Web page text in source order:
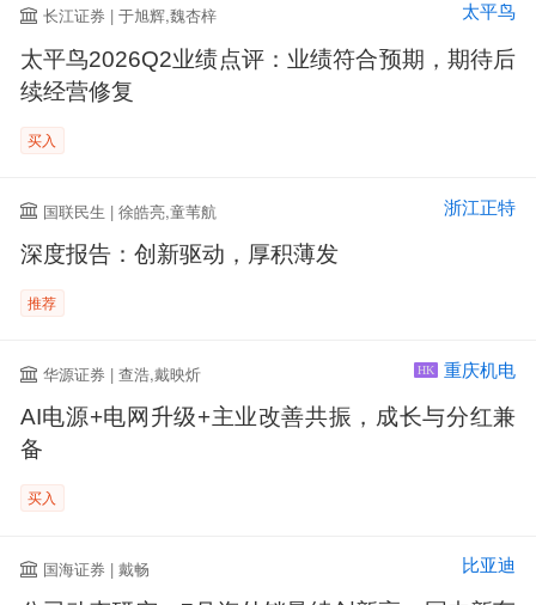
长江证券 | 于旭辉,魏杏梓 太平鸟
太平鸟2026Q2业绩点评：业绩符合预期，期待后
续经营修复
买入
国联民生 | 徐皓亮,童苇航 浙江正特
深度报告：创新驱动，厚积薄发
推荐
华源证券 | 查浩,戴映炘 HK 重庆机电
AI电源+电网升级+主业改善共振，成长与分红兼
备
买入
国海证券 | 戴畅 比亚迪